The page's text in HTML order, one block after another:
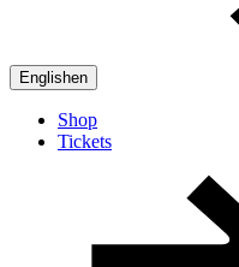
Englishen
Shop
Tickets